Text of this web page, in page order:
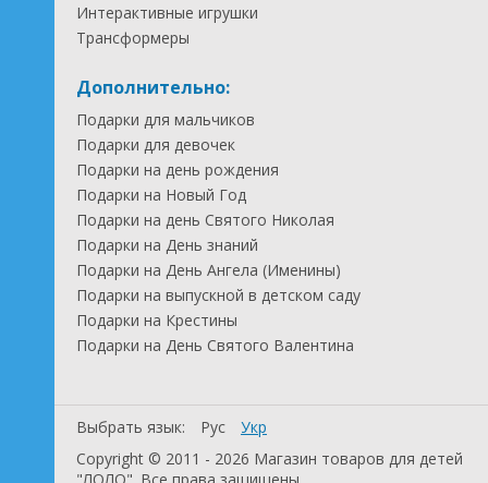
Интерактивные игрушки
Трансформеры
Дополнительно:
Подарки для мальчиков
Подарки для девочек
Подарки на день рождения
Подарки на Новый Год
Подарки на день Святого Николая
Подарки на День знаний
Подарки на День Ангела (Именины)
Подарки на выпускной в детском саду
Подарки на Крестины
Подарки на День Святого Валентина
Выбрать язык: Рус
Укр
Copyright © 2011 - 2026 Магазин товаров для детей
"ЛОЛО". Все права защищены.